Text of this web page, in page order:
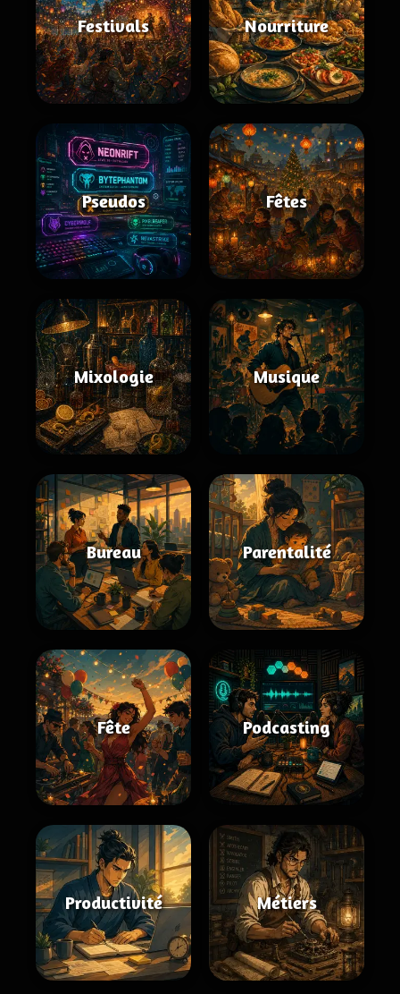
Festivals Nourriture
Pseudos Fêtes
Mixologie Musique
Bureau Parentalité
Fête Podcasting
Productivité Métiers